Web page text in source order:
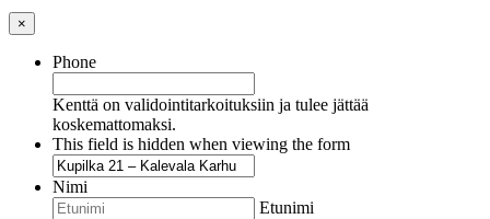
×
Phone
Kenttä on validointitarkoituksiin ja tulee jättää
koskemattomaksi.
This field is hidden when viewing the form
Nimi
Etunimi